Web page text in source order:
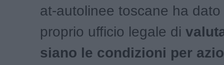
at-autolinee toscane ha
proprio ufficio legale di
siano le condizioni per